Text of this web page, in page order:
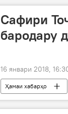
Сафири
бародару
16 январи 2018,
Ҳамаи хабарҳо
Ҳусайн